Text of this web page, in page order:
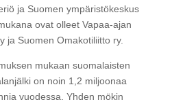
ja Suomen ympäristökeskus
ovat olleet Vapaa-ajan
ja Suomen Omakotiliitto ry.
mukaan suomalaisten
on noin 1,2 miljoonaa
vuodessa. Yhden mökin